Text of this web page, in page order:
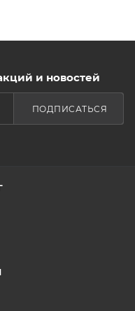
и новостей
ПОДПИСАТЬСЯ